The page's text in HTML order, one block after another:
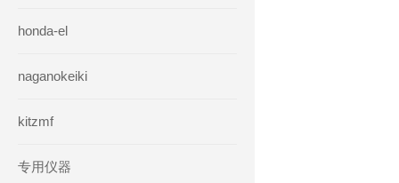
honda-el
naganokeiki
kitzmf
专用仪器